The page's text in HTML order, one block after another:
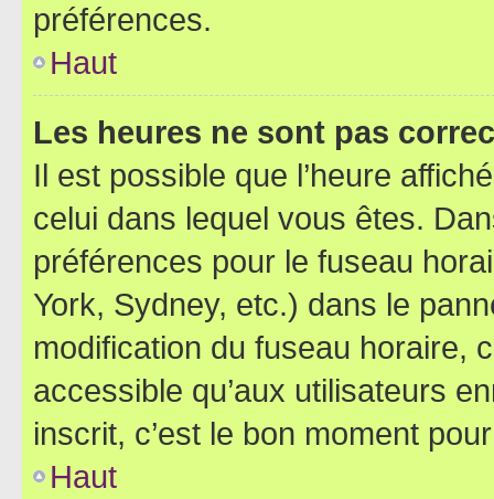
préférences.
Haut
Les heures ne sont pas
Il est possible que l’heure
celui dans lequel vous êtes.
préférences pour le fuseau
York, Sydney, etc.) dans le
modification du fuseau horaire,
accessible qu’aux utilisateurs
inscrit, c’est le bon moment
Haut